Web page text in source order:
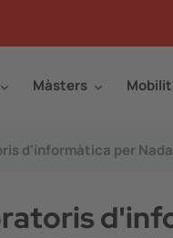
Màsters
d'informàtica per